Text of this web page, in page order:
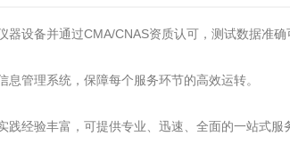
器设备并通过CMA/CNAS资质认可，测试数据准确
息管理系统，保障每个服务环节的高效运转。
践经验丰富，可提供专业、迅速、全面的一站式服